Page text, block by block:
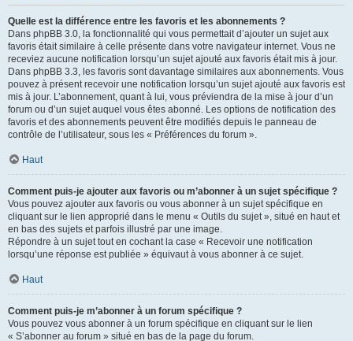
Quelle est la différence entre les favoris et les abonnements ?
Dans phpBB 3.0, la fonctionnalité qui vous permettait d’ajouter un sujet aux
favoris était similaire à celle présente dans votre navigateur internet. Vous ne
receviez aucune notification lorsqu’un sujet ajouté aux favoris était mis à jour.
Dans phpBB 3.3, les favoris sont davantage similaires aux abonnements. Vous
pouvez à présent recevoir une notification lorsqu’un sujet ajouté aux favoris est
mis à jour. L’abonnement, quant à lui, vous préviendra de la mise à jour d’un
forum ou d’un sujet auquel vous êtes abonné. Les options de notification des
favoris et des abonnements peuvent être modifiés depuis le panneau de
contrôle de l’utilisateur, sous les « Préférences du forum ».
Haut
Comment puis-je ajouter aux favoris ou m’abonner à un sujet spécifique ?
Vous pouvez ajouter aux favoris ou vous abonner à un sujet spécifique en
cliquant sur le lien approprié dans le menu « Outils du sujet », situé en haut et
en bas des sujets et parfois illustré par une image.
Répondre à un sujet tout en cochant la case « Recevoir une notification
lorsqu’une réponse est publiée » équivaut à vous abonner à ce sujet.
Haut
Comment puis-je m’abonner à un forum spécifique ?
Vous pouvez vous abonner à un forum spécifique en cliquant sur le lien
« S’abonner au forum » situé en bas de la page du forum.